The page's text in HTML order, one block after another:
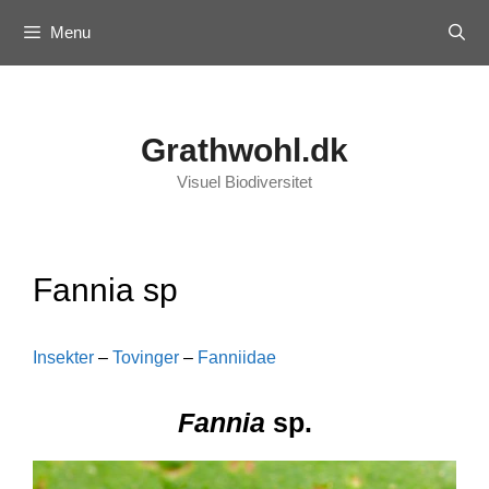
content
Menu
Grathwohl.dk
Visuel Biodiversitet
Fannia sp
Insekter – Tovinger – Fanniidae
Fannia sp.